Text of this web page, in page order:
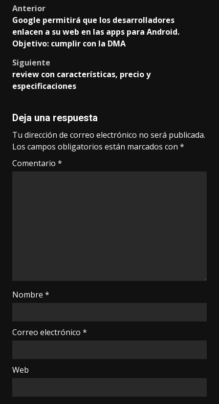
Post
navigation
Anterior
Google permitirá que los desarrolladores
enlacen a su web en las apps para Android.
Objetivo: cumplir con la DMA
Siguiente
review con características, precio y
especificaciones
Deja una respuesta
Tu dirección de correo electrónico no será publicada.
Los campos obligatorios están marcados con *
Comentario *
Nombre *
Correo electrónico *
Web